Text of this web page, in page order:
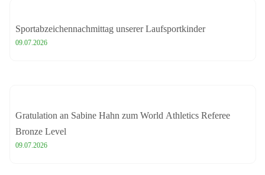
Sportabzeichennachmittag unserer Laufsportkinder
09.07.2026
Gratulation an Sabine Hahn zum World Athletics Referee
Bronze Level
09.07.2026